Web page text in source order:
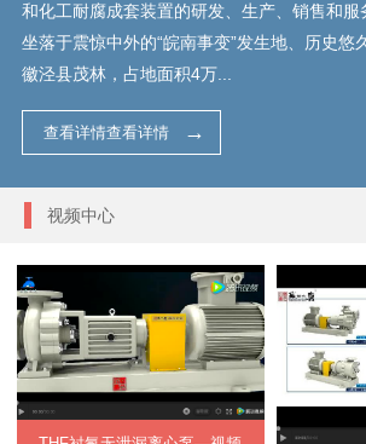
和化工耐腐成套装置的研发、生产、销售和
坐落于震惊中外的“皖南事变”发生地、历史
徽泾县茂林，占地面积4万...
查看详情查看详情
视频中心